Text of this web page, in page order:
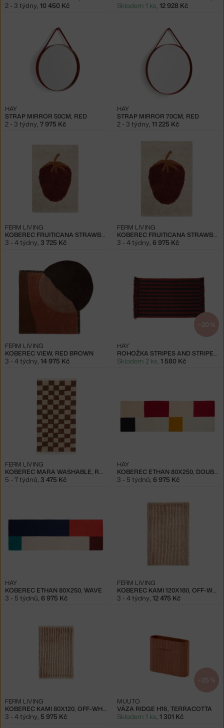
2 - 3 týdny, 10 450 Kč Skladem 1 ks, 12 928 Kč
STRAP MIRROR 50CM, RED
HAY
2 - 3 týdny, 7 975 Kč
STRAP MIRROR 70CM, RED
HAY
2 - 3 týdny, 11 225 Kč
KOBEREC FRUITICANA STRAWBERRY S
FERM LIVING
3 - 4 týdny, 3 725 Kč
KOBEREC FRUITICANA STRAWBERRY L
FERM LIVING
3 - 4 týdny, 6 975 Kč
KOBEREC VIEW, RED BROWN
FERM LIVING
3 - 4 týdny, 14 975 Kč
−20 %
ROHOŽKA STRIPES AND STRIPES WOOL, CHERRY
HAY
Skladem 2 ks, 1 580 Kč
KOBEREC MARA WASHABLE, RUST/WARM SAND
FERM LIVING
5 - 7 týdnů, 3 475 Kč
KOBEREC ETHAN 80X250, DOUBLE STACK
HAY
3 - 5 týdnů, 6 975 Kč
KOBEREC ETHAN 80X250, WAVE
HAY
3 - 5 týdnů, 6 975 Kč
KOBEREC KAMI 120X180, OFF-WHITE/RED BROWN
FERM LIVING
3 - 4 týdny, 12 475 Kč
KOBEREC KAMI 80X120, OFF-WHITE/RED BROWN
FERM LIVING
3 - 4 týdny, 5 975 Kč
−25 %
VÁZA RIDGE H16, TERRACOTTA
MUUTO
Skladem 1 ks, 1 301 Kč